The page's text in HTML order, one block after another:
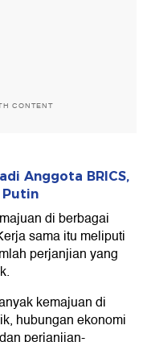
CONTENT
Anggota BRICS,
Putin
di berbagai
sama itu meliputi
perjanjian yang
kemajuan di
hubungan ekonomi